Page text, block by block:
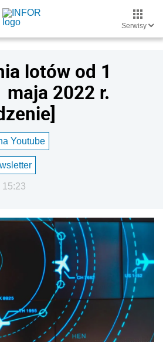
Serwisy
lotów od 1
maja 2022 r.
Youtube
15:23